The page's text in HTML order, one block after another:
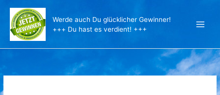
Inhalt
springen
Werde auch Du glücklicher Gewinner!
+++ Du hast es verdient! +++